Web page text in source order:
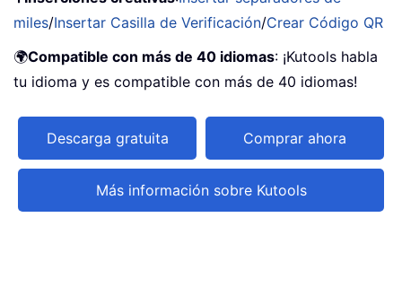
miles/Insertar Casilla de Verificación/Crear Código QR
🌍Compatible con más de 40 idiomas: ¡Kutools habla
tu idioma y es compatible con más de 40 idiomas!
Descarga gratuita Comprar ahora
Más información sobre Kutools